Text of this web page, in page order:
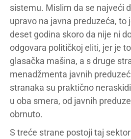
sistemu. Mislim da se najveći
upravo na javna preduzeća, to
deset godina skoro da nije ni
odgovara političkoj eliti, jer je
glasačka mašina, a s druge
menadžmenta javnih
stranaka su praktično
u oba smera, od javnih
obrnuto.
S treće strane postoji taj